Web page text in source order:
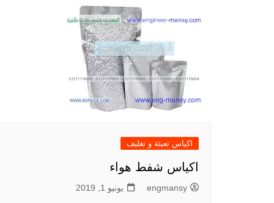
اكياس تعبئة و تغليف
اكياس شفط هواء
engmansy يونيو 1, 2019